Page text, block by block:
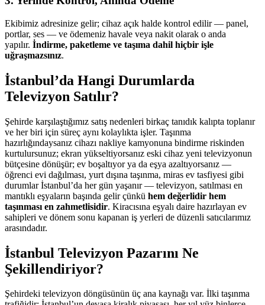
Ekibimiz adresinize gelir; cihaz açık halde kontrol edilir — panel,
portlar, ses — ve ödemeniz havale veya nakit olarak o anda
yapılır. İndirme, paketleme ve taşıma dahil hiçbir işle
uğraşmazsınız.
İstanbul’da Hangi Durumlarda
Televizyon Satılır?
Şehirde karşılaştığımız satış nedenleri birkaç tanıdık kalıpta toplanır
ve her biri için süreç aynı kolaylıkta işler. Taşınma
hazırlığındaysanız cihazı nakliye kamyonuna bindirme riskinden
kurtulursunuz; ekran yükseltiyorsanız eski cihaz yeni televizyonun
bütçesine dönüşür; ev boşaltıyor ya da eşya azaltıyorsanız —
öğrenci evi dağılması, yurt dışına taşınma, miras ev tasfiyesi gibi
durumlar İstanbul’da her gün yaşanır — televizyon, satılması en
mantıklı eşyaların başında gelir çünkü hem değerlidir hem
taşınması en zahmetlisidir. Kiracısına eşyalı daire hazırlayan ev
sahipleri ve dönem sonu kapanan iş yerleri de düzenli satıcılarımız
arasındadır.
İstanbul Televizyon Pazarını Ne
Şekillendiriyor?
Şehirdeki televizyon döngüsünün üç ana kaynağı var. İlki taşınma